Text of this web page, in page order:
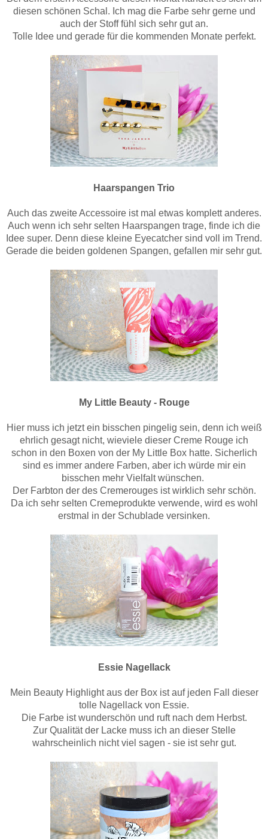
diesen schönen Schal. Ich mag die Farbe sehr gerne und
auch der Stoff fühl sich sehr gut an.
Tolle Idee und gerade für die kommenden Monate perfekt.
Haarspangen Trio
Auch das zweite Accessoire ist mal etwas komplett anderes.
Auch wenn ich sehr selten Haarspangen trage, finde ich die
Idee super. Denn diese kleine Eyecatcher sind voll im Trend.
Gerade die beiden goldenen Spangen, gefallen mir sehr gut.
My Little Beauty - Rouge
Hier muss ich jetzt ein bisschen pingelig sein, denn ich weiß
ehrlich gesagt nicht, wieviele dieser Creme Rouge ich
schon in den Boxen von der My Little Box hatte. Sicherlich
sind es immer andere Farben, aber ich würde mir ein
bisschen mehr Vielfalt wünschen.
Der Farbton der des Cremerouges ist wirklich sehr schön.
Da ich sehr selten Cremeprodukte verwende, wird es wohl
erstmal in der Schublade versinken.
Essie Nagellack
Mein Beauty Highlight aus der Box ist auf jeden Fall dieser
tolle Nagellack von Essie.
Die Farbe ist wunderschön und ruft nach dem Herbst.
Zur Qualität der Lacke muss ich an dieser Stelle
wahrscheinlich nicht viel sagen - sie ist sehr gut.